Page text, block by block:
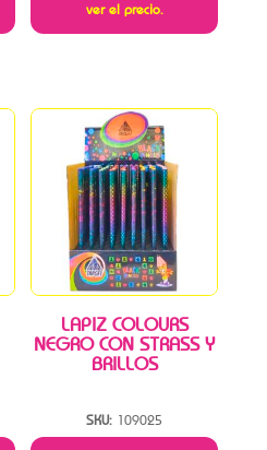
ver el precio.
LAPIZ COLOURS
NEGRO CON STRASS Y
BRILLOS
SKU: 109025